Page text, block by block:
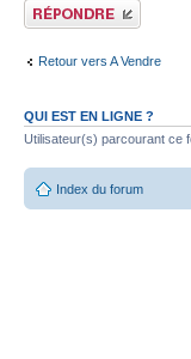
Publier une réponse
Retour vers A Vendre
QUI EST EN LIGNE ?
Utilisateur(s) parcourant ce
Index du forum